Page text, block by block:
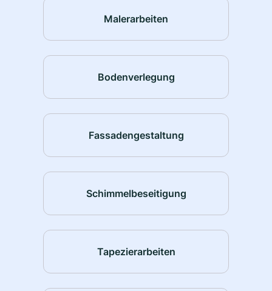
Malerarbeiten
Bodenverlegung
Fassadengestaltung
Schimmelbeseitigung
Tapezierarbeiten